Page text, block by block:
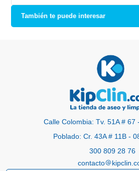
También te puede interesar
Calle Colombia: Tv. 51A # 67
Poblado: Cr. 43A # 11B -
300 809 28 76
contacto